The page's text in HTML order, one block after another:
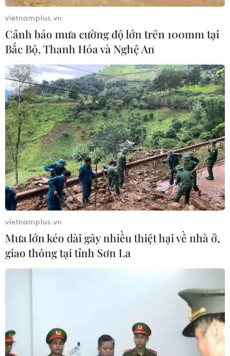
TIN CÙNG CHUYÊN MỤC
Lâm Đồng vào cao điểm vụ cá Nam,
Giá dầu tăng khi nhà đầu tư thận
vietnamplus.vn
Cảnh báo mưa cường độ lớn trên 100mm tại
Bắc Bộ, Thanh Hóa và Nghệ An
vietnamplus.vn
Mưa lớn kéo dài gây nhiều thiệt hại về nhà ở,
giao thông tại tỉnh Sơn La